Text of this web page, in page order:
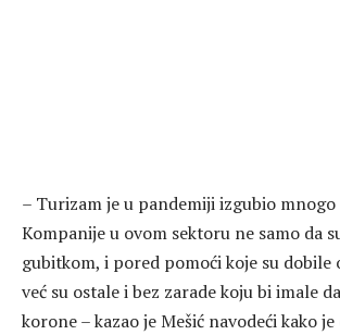
– Turizam je u pandemiji izgubio mnogo
Kompanije u ovom sektoru ne samo da
gubitkom, i pored pomoći koje su dobile
već su ostale i bez zarade koju bi imale
korone – kazao je Mešić navodeći kako